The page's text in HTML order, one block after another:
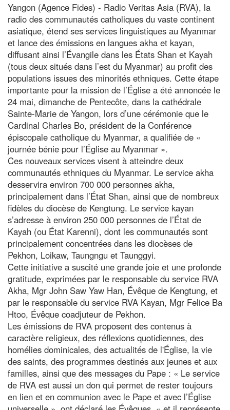
Yangon (Agence Fides) - Radio Veritas Asia (RVA), la
radio des communautés catholiques du vaste continent
asiatique, étend ses services linguistiques au Myanmar
et lance des émissions en langues akha et kayan,
diffusant ainsi l’Évangile dans les États Shan et Kayah
(tous deux situés dans l’est du Myanmar) au profit des
populations issues des minorités ethniques. Cette étape
importante pour la mission de l’Église a été annoncée le
24 mai, dimanche de Pentecôte, dans la cathédrale
Sainte-Marie de Yangon, lors d’une cérémonie que le
Cardinal Charles Bo, président de la Conférence
épiscopale catholique du Myanmar, a qualifiée de «
journée bénie pour l’Église au Myanmar ».
Ces nouveaux services visent à atteindre deux
communautés ethniques du Myanmar. Le service akha
desservira environ 700 000 personnes akha,
principalement dans l’État Shan, ainsi que de nombreux
fidèles du diocèse de Kengtung. Le service kayan
s’adresse à environ 250 000 personnes de l’État de
Kayah (ou État Karenni), dont les communautés sont
principalement concentrées dans les diocèses de
Pekhon, Loikaw, Taungngu et Taunggyi.
Cette initiative a suscité une grande joie et une profonde
gratitude, exprimées par le responsable du service RVA
Akha, Mgr John Saw Yaw Han, Évêque de Kengtung, et
par le responsable du service RVA Kayan, Mgr Felice Ba
Htoo, Évêque coadjuteur de Pekhon.
Les émissions de RVA proposent des contenus à
caractère religieux, des réflexions quotidiennes, des
homélies dominicales, des actualités de l'Église, la vie
des saints, des programmes destinés aux jeunes et aux
familles, ainsi que des messages du Pape : « Le service
de RVA est aussi un don qui permet de rester toujours
en lien et en communion avec le Pape et avec l’Église